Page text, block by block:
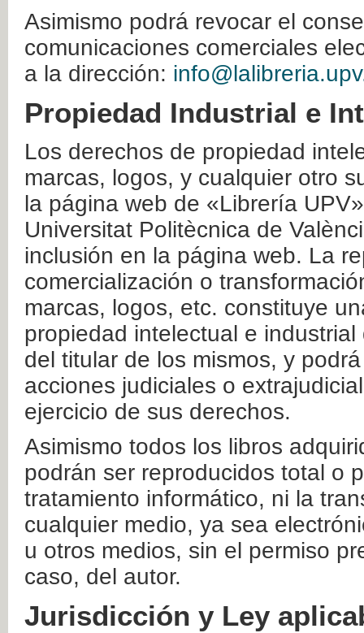
Asimismo podrá revocar el
comunicaciones comerciales
a la dirección:
Propiedad Industrial e
Los derechos de propiedad
marcas, logos, y cualquier otro
la página web de «Librería
Universitat Politècnica de
inclusión en la página web. La
comercialización o
marcas, logos, etc. constituye
propiedad intelectual e
del titular de los mismos, y
acciones judiciales o
ejercicio de sus derechos.
Asimismo todos los libros
podrán ser reproducidos total o
tratamiento informático, ni la
cualquier medio, ya sea
u otros medios, sin el permiso
caso, del autor.
Jurisdicción y Ley